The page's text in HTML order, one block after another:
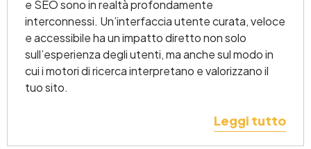
e SEO sono in realtà profondamente
interconnessi. Un’interfaccia utente curata, veloce
e accessibile ha un impatto diretto non solo
sull’esperienza degli utenti, ma anche sul modo in
cui i motori di ricerca interpretano e valorizzano il
tuo sito.
Leggi tutto